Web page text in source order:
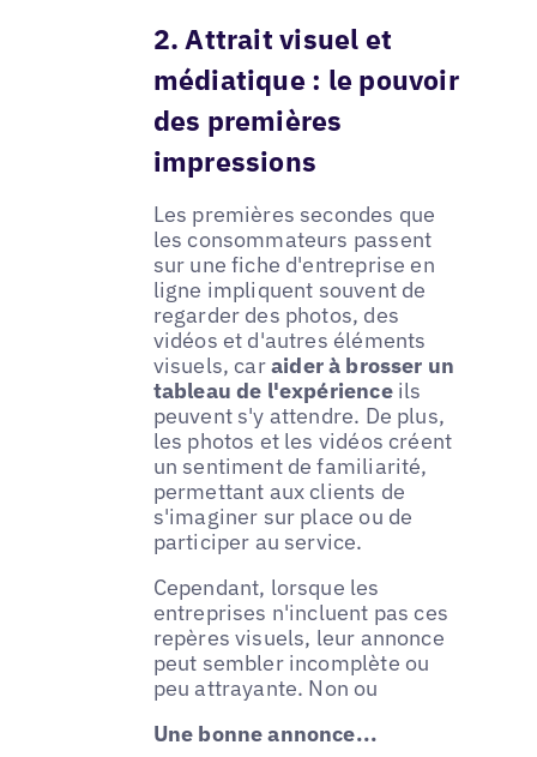
2. Attrait visuel et
médiatique : le pouvoir
des premières
impressions
Les premières secondes que
les consommateurs passent
sur une fiche d'entreprise en
ligne impliquent souvent de
regarder des photos, des
vidéos et d'autres éléments
visuels, caraider à brosser un
tableau de l'expérienceils
peuvent s'y attendre. De plus,
les photos et les vidéos créent
un sentiment de familiarité,
permettant aux clients de
s'imaginer sur place ou de
participer au service.
Cependant, lorsque les
entreprises n'incluent pas ces
repères visuels, leur annonce
peut sembler incomplète ou
peu attrayante. Non ou
Une bonne annonce...